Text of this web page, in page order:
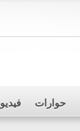
حوارات فيديو